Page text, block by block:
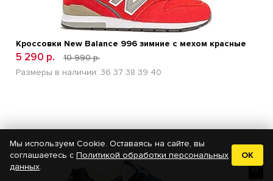
Кроссовки New Balance 996 зимние с мехом красные
5 290 р.
10 990 р.
Размеры в наличии: 36 37 38 39 40
БЫСТРЫЙ ПРОСМОТР
-53%
Мы используем Cookie. Оставаясь на сайте, вы
соглашаетесь с Политикой обработки персональных
данных.
OK